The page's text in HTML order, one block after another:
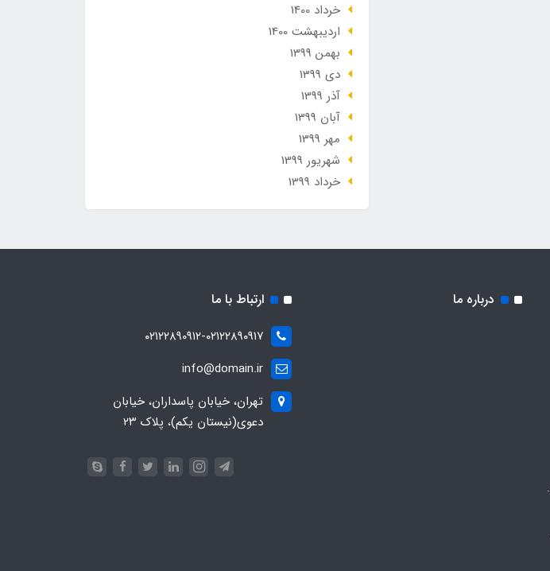
خرداد 1400
ارديبهشت 1400
بهمن 1399
دی 1399
آذر 1399
آبان 1399
مهر 1399
شهریور 1399
خرداد 1399
شماره تماس. ۲۲۸۹۰۹۱۲ - ۰۲۱.
درباره ما ارتباط با ما
۰۲۱۲۲۸۹۰۹۱۲-۰۲۱۲۲۸۹۰۹۱۷
info@domain.ir
تهران، خیابان پاسداران، خیابان
دعوی(نیستان یکم)، پلاک ۲۳